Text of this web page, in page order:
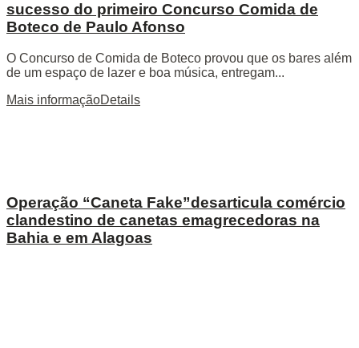
sucesso do primeiro Concurso Comida de
Boteco de Paulo Afonso
O Concurso de Comida de Boteco provou que os bares além
de um espaço de lazer e boa música, entregam...
Mais informaçãoDetails
Operação “Caneta Fake”desarticula comércio
clandestino de canetas emagrecedoras na
Bahia e em Alagoas